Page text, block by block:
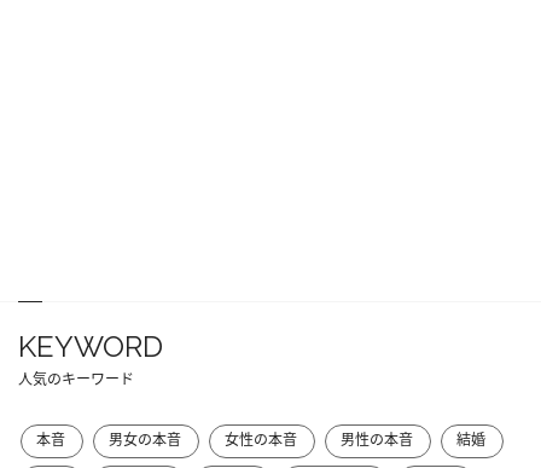
KEYWORD
人気のキーワード
本音 男女の本音 女性の本音 男性の本音
結婚